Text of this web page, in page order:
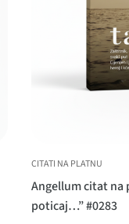
CITATI NA PLATNU
Angellum citat na
poticaj…” #0283